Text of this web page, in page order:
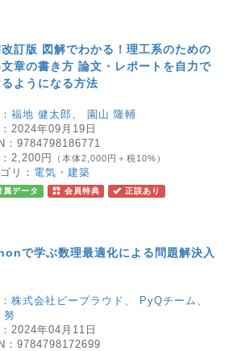
訂版 図解でわかる！理工系のための
文章の書き方 論文・レポートを自力で
ようになる方法
福地 健太郎
園山 隆輔
2024年09月19日
： 9784798186771
2,200円 （本体2,000円＋税10%）
リ： 電気・建築
属データ 会員特典 正誤あり
で学ぶ数理最適化による問題解決入
株式会社ビープラウド PyQチーム
努
2024年04月11日
： 9784798172699